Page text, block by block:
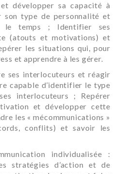
développer sa capacité à
son type de personnalité et
le temps ; Identifier ses
(atouts et motivations) et
les situations qui, pour
et apprendre à les gérer.
ses interlocuteurs et réagir
capable d’identifier le type
interlocuteurs ; Repérer
et développer cette
les « mécommunications »
conflits) et savoir les
individualisée :
stratégies d’action et de